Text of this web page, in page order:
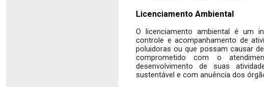
Licenciamento Ambiental
O licenciamento ambiental é um
controle e acompanhamento de
poluidoras ou que possam causar
comprometido com o
desenvolvimento de suas
sustentável e com anuência dos